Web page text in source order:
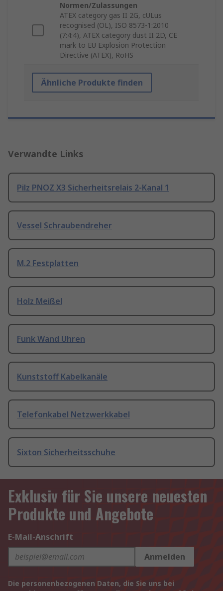
Normen/Zulassungen
ATEX category gas II 2G, cULus
recognised (OL), ISO 8573-1:2010
(7:4:4), ATEX category dust II 2D, CE
mark to EU Explosion Protection
Directive (ATEX), RoHS
Ähnliche Produkte finden
Verwandte Links
Pilz PNOZ X3 Sicherheitsrelais 2-Kanal 1
Vessel Schraubendreher
M.2 Festplatten
Holz Meißel
Funk Wand Uhren
Kunststoff Kabelkanäle
Telefonkabel Netzwerkkabel
Sixton Sicherheitsschuhe
Exklusiv für Sie unsere neuesten
Produkte und Angebote
E-Mail-Anschrift
Anmelden
Die personenbezogenen Daten, die Sie uns bei